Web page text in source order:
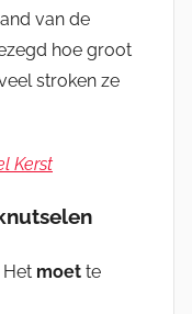
van de
hoe groot
stroken ze
Kerst
Het moet te